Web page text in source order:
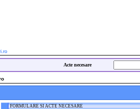
Acte necesare
FORMULARE SI ACTE NECESARE